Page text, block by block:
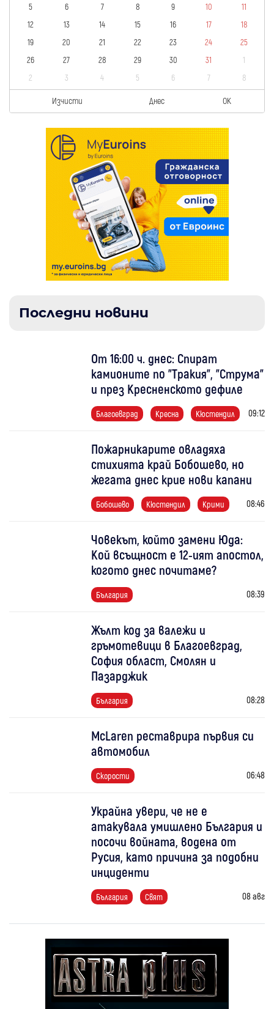
5 6 7 8 9 10
11
12
13 14 15 16 17
18
19
20 21 22 23 24
25
26
27 28 29 30 31
1
2
3 4 5 6 7 8
Изчисти Днес OK
Последни новини
От 16:00 ч. днес: Спират
камионите по "Тракия", "Струма"
и през Кресненското дефиле
Благоевград Кресна Кюстендил 09:12
Пожарникарите овладяха
стихията край Бобошево, но
жегата днес крие нови капани
Бобошево Кюстендил Крими 08:46
Човекът, който замени Юда:
Кой всъщност е 12-ият апостол,
когото днес почитаме?
България 08:39
Жълт код за валежи и
гръмотевици в Благоевград,
София област, Смолян и
Пазарджик
България 08:28
McLaren реставрира първия си
автомобил
Скорости 06:48
Украйна увери, че не е
атакувала умишлено България и
посочи войната, водена от
Русия, като причина за подобни
инциденти
България Свят 08 авг